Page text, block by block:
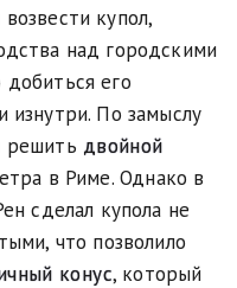
купол,
над городскими
его
изнутри. По замыслу
решить двойной
в Риме. Однако в
сделал купола не
что позволило
конус, который